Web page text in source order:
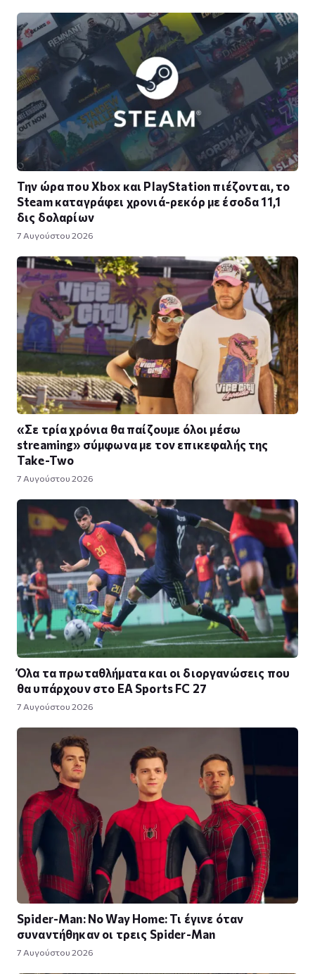
Την ώρα που Xbox και PlayStation πιέζονται, το
Steam καταγράφει χρονιά-ρεκόρ με έσοδα 11,1
δις δολαρίων
7 Αυγούστου 2026
«Σε τρία χρόνια θα παίζουμε όλοι μέσω
streaming» σύμφωνα με τον επικεφαλής της
Take-Two
7 Αυγούστου 2026
Όλα τα πρωταθλήματα και οι διοργανώσεις που
θα υπάρχουν στο EA Sports FC 27
7 Αυγούστου 2026
Spider-Man: No Way Home: Τι έγινε όταν
συναντήθηκαν οι τρεις Spider-Man
7 Αυγούστου 2026